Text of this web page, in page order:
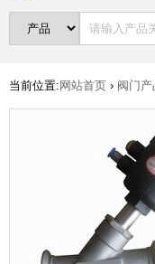
当前位置: 网站首页 › 阀门产